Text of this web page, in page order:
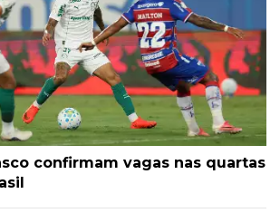
confirmam vagas nas quartas